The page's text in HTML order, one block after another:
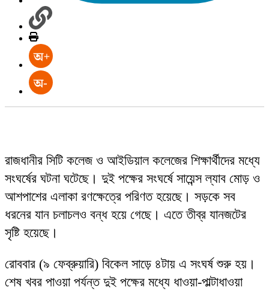
রাজধানীর সিটি কলেজ ও আইডিয়াল কলেজের শিক্ষার্থীদের মধ্যে
সংঘর্ষের ঘটনা ঘটেছে। দুই পক্ষের সংঘর্ষে সায়েন্স ল্যাব মোড় ও
আশপাশের এলাকা রণক্ষেত্রে পরিণত হয়েছে। সড়কে সব
ধরনের যান চলাচলও বন্ধ হয়ে গেছে। এতে তীব্র যানজটের
সৃষ্টি হয়েছে।
রোববার (৯ ফেব্রুয়ারি) বিকেল সাড়ে ৪টায় এ সংঘর্ষ শুরু হয়।
শেষ খবর পাওয়া পর্যন্ত দুই পক্ষের মধ্যে ধাওয়া-পাল্টাধাওয়া